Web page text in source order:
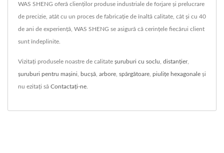
WAS SHENG oferă clienților produse industriale de forjare și prelucrare
de precizie, atât cu un proces de fabricație de înaltă calitate, cât și cu 40
de ani de experiență, WAS SHENG se asigură că cerințele fiecărui client
sunt îndeplinite.
Vizitați produsele noastre de calitate șuruburi cu soclu distanţier,
șuruburi pentru mașini bucșă arbore spărgătoare piulițe hexagonale și
nu ezitați să Contactați-ne